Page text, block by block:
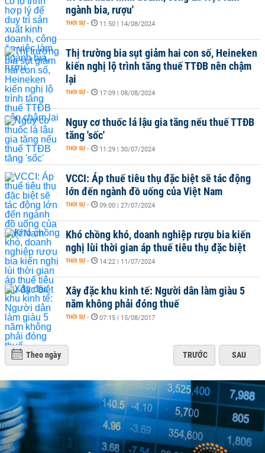
ngành bia, rượu'
THỜI SỰ - 11:50 | 14/08/2024
Thị trường bia sụt giảm hai con số, Heineken
kiến nghị lộ trình tăng thuế TTĐB nên chậm
lại
THỜI SỰ - 17:09 | 08/08/2024
Nguy cơ thuốc lá lậu gia tăng nếu thuế TTĐB
tăng 'sốc'
THỜI SỰ - 11:29 | 30/07/2024
VCCI: Áp thuế tiêu thụ đặc biệt sẽ tác động
lớn đến ngành đồ uống của Việt Nam
THỜI SỰ - 09:00 | 27/07/2024
Khó chồng khó, doanh nghiệp rượu bia kiến
nghị lùi thời gian áp thuế tiêu thụ đặc biệt
THỜI SỰ - 14:22 | 11/07/2024
Xây đặc khu kinh tế: Người dân làm giàu 5
năm không phải đóng thuế
THỜI SỰ - 07:15 | 15/08/2017
Theo ngày TRƯỚC SAU